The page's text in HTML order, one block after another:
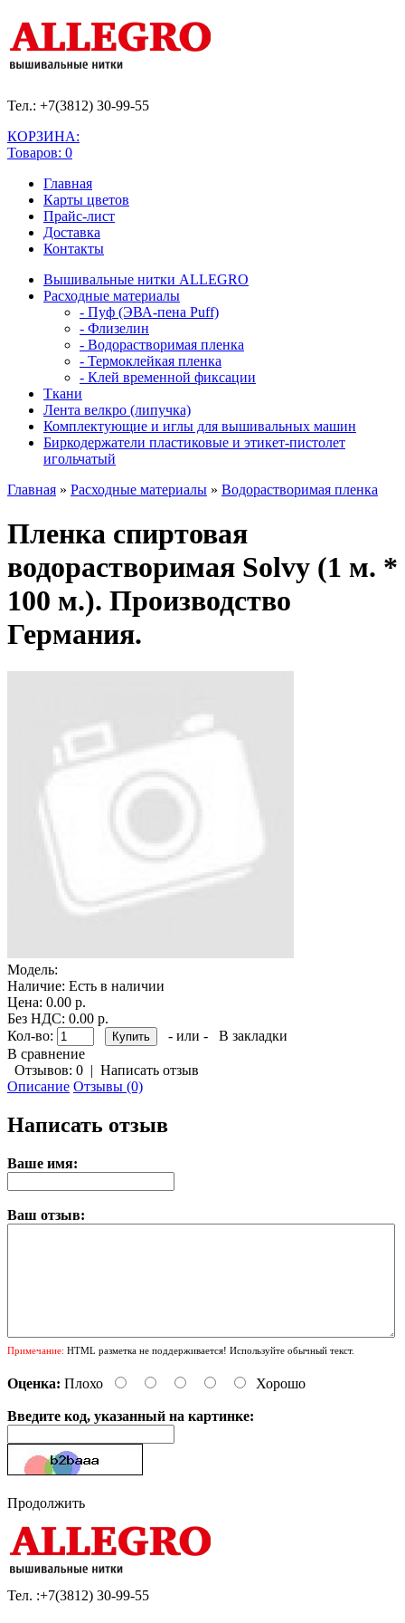
Тел.: +7(3812) 30-99-55
КОРЗИНА:
Товаров: 0
Главная
Карты цветов
Прайс-лист
Доставка
Контакты
Вышивальные нитки ALLEGRO
Расходные материалы
- Пуф (ЭВА-пена Puff)
- Флизелин
- Водорастворимая пленка
- Термоклейкая пленка
- Клей временной фиксации
Ткани
Лента велкро (липучка)
Комплектующие и иглы для вышивальных машин
Биркодержатели пластиковые и этикет-пистолет
игольчатый
Главная » Расходные материалы » Водорастворимая пленка
Пленка спиртовая
водорастворимая Solvy (1 м. *
100 м.). Производство
Германия.
Модель:
Наличие: Есть в наличии
Цена: 0.00 р.
Без НДС: 0.00 р.
Кол-во:
- или -
В закладки
В сравнение
Отзывов: 0 | Написать отзыв
Описание Отзывы (0)
Написать отзыв
Ваше имя:
Ваш отзыв:
Примечание: HTML разметка не поддерживается! Используйте обычный текст.
Оценка: Плохо Хорошо
Введите код, указанный на картинке:
Продолжить
Тел. :+7(3812) 30-99-55